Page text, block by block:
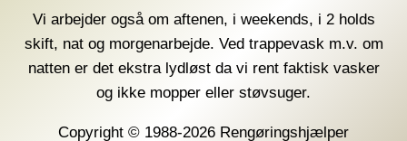
Vi arbejder også om aftenen, i weekends, i 2 holds
skift, nat og morgenarbejde. Ved trappevask m.v. om
natten er det ekstra lydløst da vi rent faktisk vasker
og ikke mopper eller støvsuger.
Copyright © 1988-2026 Rengøringshjælper